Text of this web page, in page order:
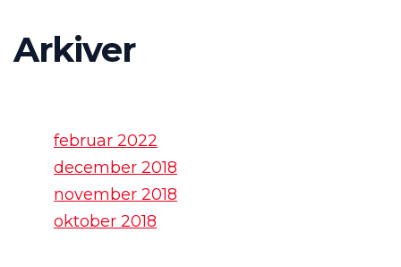
Arkiver
februar 2022
december 2018
november 2018
oktober 2018